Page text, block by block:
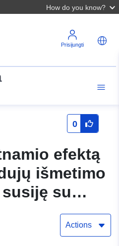
How do you know?
Prisijungti
0
efektą
išmetimo
su
ir
Actions